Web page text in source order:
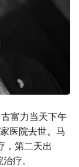
古富力当天下午
医院去世。马
，第二天出
疗。